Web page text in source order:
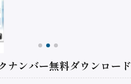
ナンバー無料ダウンロード